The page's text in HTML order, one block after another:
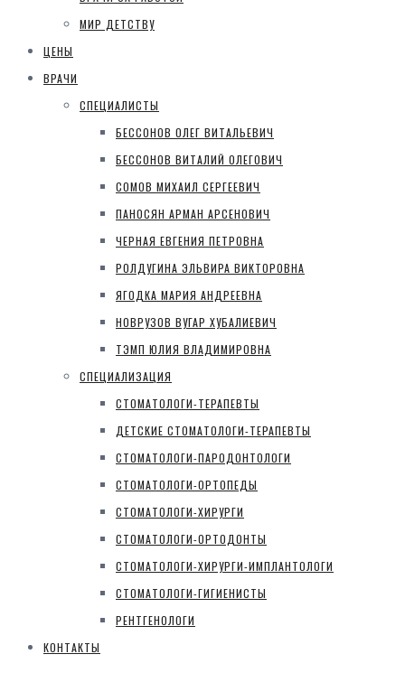
МИР ДЕТСТВУ
ЦЕНЫ
ВРАЧИ
СПЕЦИАЛИСТЫ
БЕССОНОВ ОЛЕГ ВИТАЛЬЕВИЧ
БЕССОНОВ ВИТАЛИЙ ОЛЕГОВИЧ
СОМОВ МИХАИЛ СЕРГЕЕВИЧ
ПАНОСЯН АРМАН АРСЕНОВИЧ
ЧЕРНАЯ ЕВГЕНИЯ ПЕТРОВНА
РОЛДУГИНА ЭЛЬВИРА ВИКТОРОВНА
ЯГОДКА МАРИЯ АНДРЕЕВНА
НОВРУЗОВ ВУГАР ХУБАЛИЕВИЧ
ТЭМП ЮЛИЯ ВЛАДИМИРОВНА
СПЕЦИАЛИЗАЦИЯ
СТОМАТОЛОГИ-ТЕРАПЕВТЫ
ДЕТСКИЕ СТОМАТОЛОГИ-ТЕРАПЕВТЫ
СТОМАТОЛОГИ-ПАРОДОНТОЛОГИ
СТОМАТОЛОГИ-ОРТОПЕДЫ
СТОМАТОЛОГИ-ХИРУРГИ
СТОМАТОЛОГИ-ОРТОДОНТЫ
СТОМАТОЛОГИ-ХИРУРГИ-ИМПЛАНТОЛОГИ
СТОМАТОЛОГИ-ГИГИЕНИСТЫ
РЕНТГЕНОЛОГИ
КОНТАКТЫ